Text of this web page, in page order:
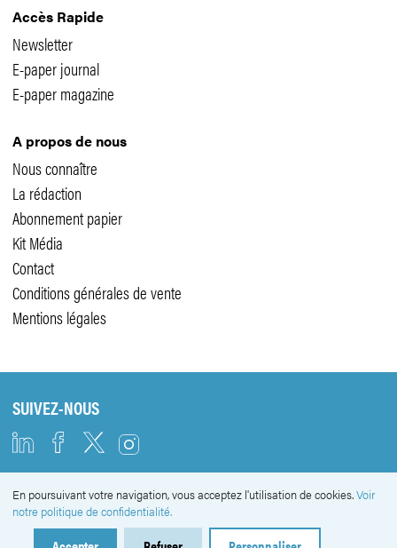
Accès Rapide
Newsletter
E-paper journal
E-paper magazine
A propos de nous
Nous connaître
La rédaction
Abonnement papier
Kit Média
Contact
Conditions générales de vente
Mentions légales
SUIVEZ-NOUS
NEWSLETTER
En poursuivant votre navigation, vous acceptez l'utilisation de cookies.Voir
notre politique de confidentialité.